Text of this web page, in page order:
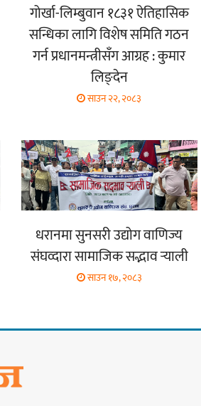
गोर्खा-लिम्बुवान १८३१ ऐतिहासिक
सन्धिका लागि विशेष समिति गठन
गर्न प्रधानमन्त्रीसँग आग्रह : कुमार
लिङ्देन
साउन २२, २०८३
धरानमा सुनसरी उद्योग वाणिज्य
संघव्दारा सामाजिक सद्भाव र्‍याली
साउन १७, २०८३